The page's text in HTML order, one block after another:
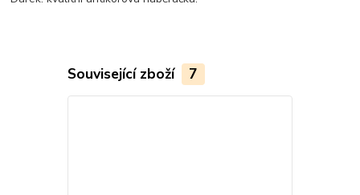
Související zboží 7